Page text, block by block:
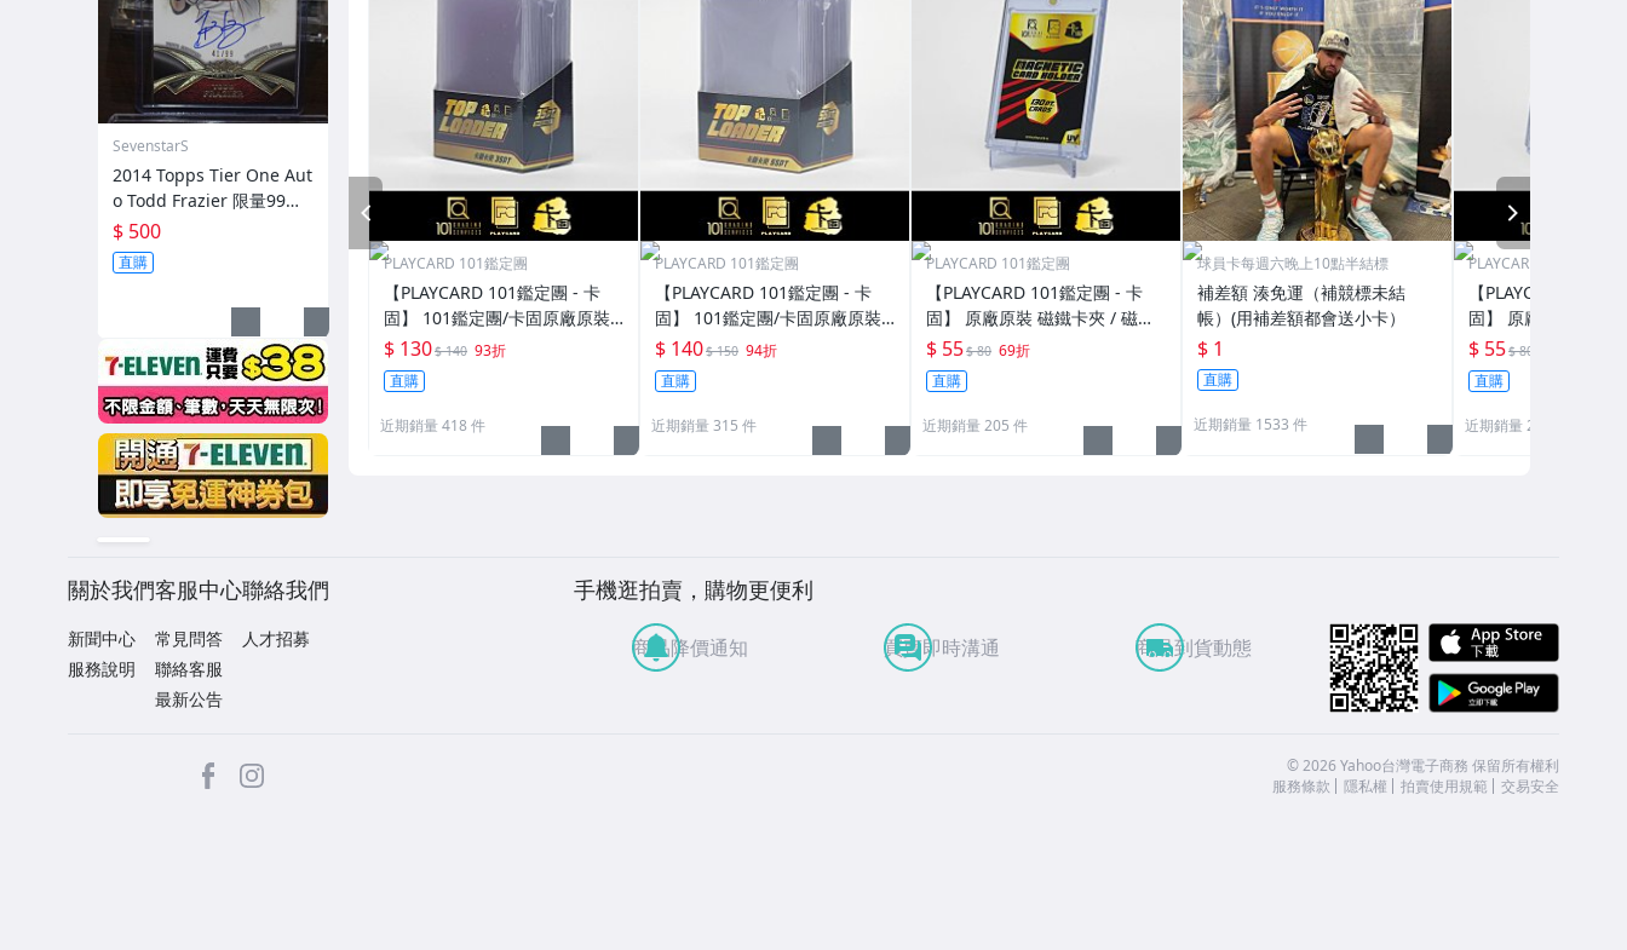
PLAYCARD 101鑑定團
【PLAYCARD 101鑑定團 - 卡
固】 101鑑定團/卡固原廠原裝
一般卡夾 / 塑膠殼 尺寸：35pt
$ 130$ 140 93折
直購
近期銷量 418 件
PLAYCARD 101鑑定團
【PLAYCARD 101鑑定團 - 卡
固】 101鑑定團/卡固原廠原裝
一般卡夾 / 塑膠殼 尺寸：55pt
$ 140$ 150 94折
直購
近期銷量 315 件
PLAYCARD 101鑑定團
【PLAYCARD 101鑑定團 - 卡
固】 原廠原裝 磁鐵卡夾 / 磁鐵
殼 尺寸：130pt / CPH130
$ 55$ 80 69折
直購
近期銷量 205 件
球員卡每週六晚上10點半結標
補差額 湊免運（補競標未結
帳）(用補差額都會送小卡）
$ 1
直購
近期銷量 1533 件
PLAYCARD 101鑑定團
【PLAYCARD 101
固】 原廠原裝 磁鐵
殼 尺寸：55pt /
$ 55$ 80
直購
近期銷量 272 件
SevenstarS
2014 Topps Tier One Aut
o Todd Frazier 限量99張
簽名卡
$ 500
直購
關於我們
新聞中心
服務說明
客服中心
常見問答
聯絡客服
最新公告
聯絡我們
人才招募
手機逛拍賣，購物更便利
商品降價通知 買賣即時溝通 商品到貨動態
facebook ©2026 Yahoo台灣電子商務 保留所有權利
服務條款
隱私權 拍賣使用規範 交易安全